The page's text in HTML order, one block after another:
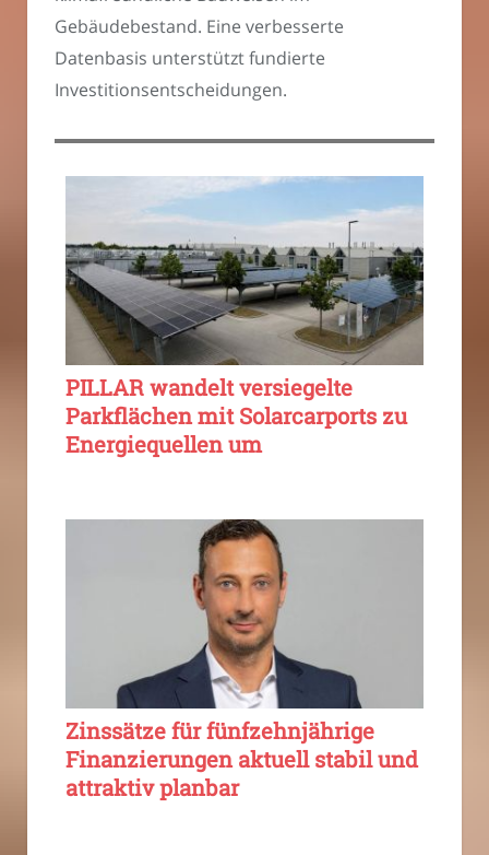
Gebäudebestand. Eine verbesserte
Datenbasis unterstützt fundierte
Investitionsentscheidungen.
PILLAR wandelt versiegelte
Parkflächen mit Solarcarports zu
Energiequellen um
Zinssätze für fünfzehnjährige
Finanzierungen aktuell stabil und
attraktiv planbar